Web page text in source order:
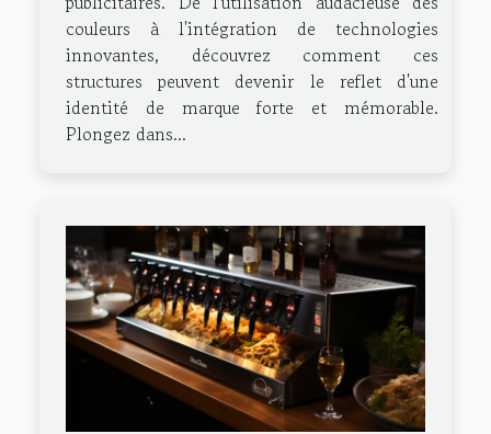
couleurs à l'intégration de technologies
innovantes, découvrez comment ces
structures peuvent devenir le reflet d'une
identité de marque forte et mémorable.
Plongez dans...